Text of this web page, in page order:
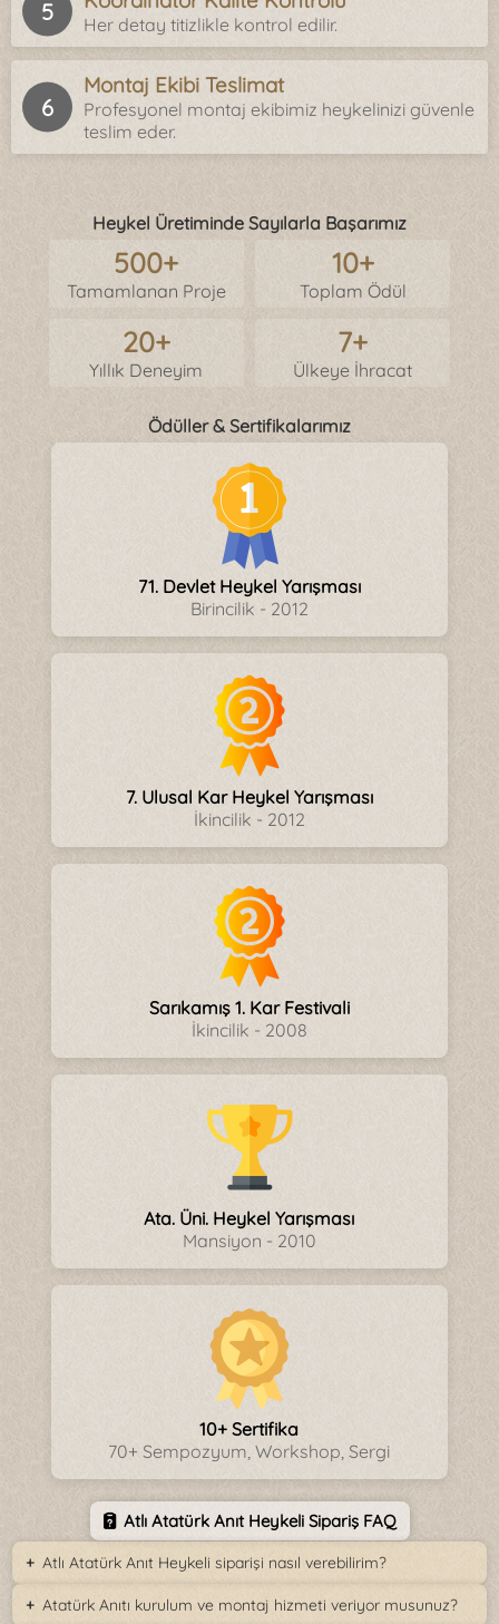
Her detay titizlikle kontrol edilir.
Montaj Ekibi Teslimat
Profesyonel montaj ekibimiz heykelinizi güvenle
teslim eder.
Heykel Üretiminde Sayılarla Başarımız
500+
Tamamlanan Proje
10+
Toplam Ödül
20+
Yıllık Deneyim
7+
Ülkeye İhracat
Ödüller & Sertifikalarımız
71. Devlet Heykel Yarışması
Birincilik - 2012
7. Ulusal Kar Heykel Yarışması
İkincilik - 2012
Sarıkamış 1. Kar Festivali
İkincilik - 2008
Ata. Üni. Heykel Yarışması
Mansiyon - 2010
10+ Sertifika
70+ Sempozyum, Workshop, Sergi
Atlı Atatürk Anıt Heykeli Sipariş FAQ
Atlı Atatürk Anıt Heykeli siparişi nasıl verebilirim?
Atatürk Anıtı kurulum ve montaj hizmeti veriyor musunuz?